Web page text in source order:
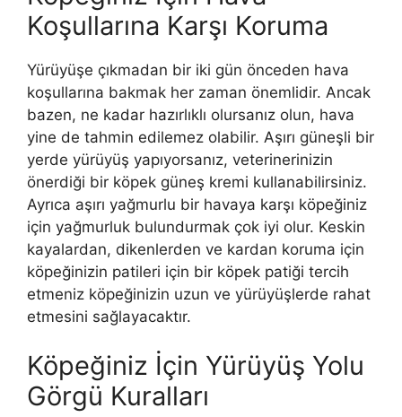
Koşullarına Karşı Koruma
Yürüyüşe çıkmadan bir iki gün önceden hava
koşullarına bakmak her zaman önemlidir. Ancak
bazen, ne kadar hazırlıklı olursanız olun, hava
yine de tahmin edilemez olabilir. Aşırı güneşli bir
yerde yürüyüş yapıyorsanız, veterinerinizin
önerdiği bir köpek güneş kremi kullanabilirsiniz.
Ayrıca aşırı yağmurlu bir havaya karşı köpeğiniz
için yağmurluk bulundurmak çok iyi olur. Keskin
kayalardan, dikenlerden ve kardan koruma için
köpeğinizin patileri için bir köpek patiği tercih
etmeniz köpeğinizin uzun ve yürüyüşlerde rahat
etmesini sağlayacaktır.
Köpeğiniz İçin Yürüyüş Yolu
Görgü Kuralları